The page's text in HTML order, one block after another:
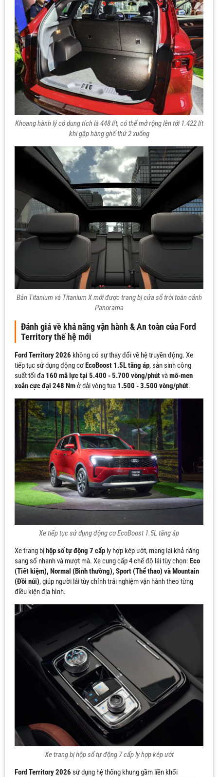
Khoang hành lý có dung tích là 448 lít, có thể mở rộng lên tới 1.422 lít
khi gập hàng ghế thứ 2 xuống
Bản Titanium và Titanium X mới được trang bị cửa sổ trời toàn cảnh
Panorama
Đánh giá về khả năng vận hành & An toàn của Ford
Territory thế hệ mới
Ford Territory 2026 không có sự thay đổi về hệ truyền động. Xe
tiếp tục sử dụng động cơEcoBoost 1.5L tăng áp, sản sinh công
suất tối đa 160 mã lực tại 5.400 - 5.700 vòng/phútvàmô-men
xoắn cực đại 248 Nmở dải vòng tua 1.500 - 3.500 vòng/phút.
Xe tiếp tục sử dụng động cơ EcoBoost 1.5L tăng áp
Xe trang bịhộp số tự động 7 cấp ly hợp kép ướt, mang lại khả năng
sang số nhanh và mượt mà. Xe cung cấp 4 chế độ lái tùy chọn: Eco
(Tiết kiệm), Normal (Bình thường), Sport (Thể thao) và Mountain
(Đồi núi), giúp người lái tùy chỉnh trải nghiệm vận hành theo từng
điều kiện địa hình.
Xe trang bị hộp số tự động 7 cấp ly hợp kép ướt
Ford Territory 2026 sử dụng hệ thống khung gầm liền khối